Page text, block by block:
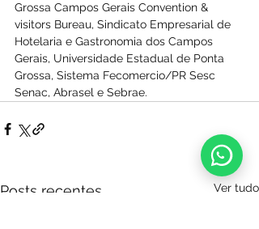
Grossa Campos Gerais Convention &
visitors Bureau, Sindicato Empresarial de
Hotelaria e Gastronomia dos Campos
Gerais, Universidade Estadual de Ponta
Grossa, Sistema Fecomercio/PR Sesc
Senac, Abrasel e Sebrae.
Posts recentes Ver tudo